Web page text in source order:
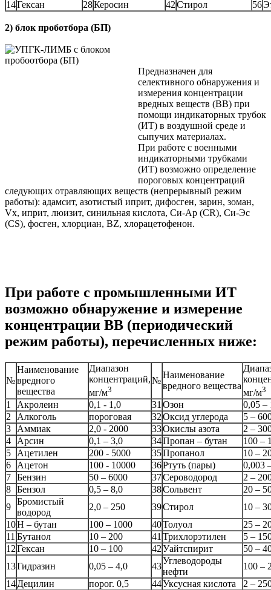
14Гексан 28Керосин 42Стирол 56
2) блок проботбора (БП)
Предназначен для
селективного обнаружения и
измерения концентрации
вредных веществ (ВВ) при
помощи индикаторных трубок
(ИТ) в воздушной среде и
сыпучих материалах.
При работе с военными
индикаторными трубками
(ИТ) возможно определение
пороговых концентраций
следующих отравляющих веществ (непрерывный режим
работы): адамсит, азотистый иприт, дифосген, зарин, зоман,
Vx, иприт, люизит, синильная кислота, Си-Ар (CR), Си-Эс
(CS), фосген, хлорциан, BZ, хлорацетофенон.
При работе с промышленными ИТ
возможно обнаружение и измерение
концентрации ВВ (периодический
режим работы), перечисленных ниже:
№
Наименование
вредного
вещества
Диапазон
концентраций,
мг/м3
№
Наименование
вредного вещества
мг/м3
1 Акролеин 0,1 - 1,0 31 Озон
0,05 –
2
Алкоголь пороговая 32Оксид углерода
5 –
3
Аммиак 2,0 - 2000 33Окислы азота
2 –
4
Арсин 0,1 – 3,0 34Пропан – бутан
100 –
5
Ацетилен 200 - 5000 35Пропанол
10 –
6
Ацетон 100 - 10000 36Ртуть (пары)
0,003
7 Бензин 50 – 6000 37Сероводород
2 –
8 Бензол 0,5 – 8,0 38Сольвент
20 –
9
Бромистый
водород
2,0 – 250 39Стирол
10 –
10Н – бутан 100 – 1000 40Толуол
25 –
11 Бутанол 10 – 200 41 Трихлорэтилен
5 –
12Гексан 10 – 100 42Уайтспирит
50 –
13Гидразин 0,05 – 4,0 43
Углеводороды
нефти
100 –
14Децилин порог. 0,5 44Уксусная кислота
2 –